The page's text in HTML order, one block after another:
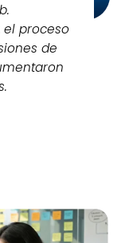
el proceso
de